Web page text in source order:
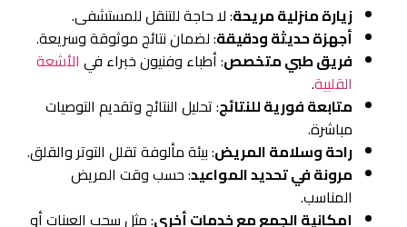
زيارة منزلية مريحة: لا حاجة للتنقل للمستشفى.
أجهزة حديثة ودقيقة: لضمان نتائج موثوقة وسريعة.
فريق طبي متخصص: أطباء وفنيون خبراء في الأشعة
القلبية.
متابعة فورية للنتائج: تحليل النتائج وتقديم التوصيات
مباشرة.
راحة وسلامة المريض: بيئة مألوفة تقلل التوتر والقلق.
مرونة في تحديد المواعيد: حسب وقت المريض
المناسب.
إمكانية الجمع مع خدمات أخرى: مثل سحب العينات أو